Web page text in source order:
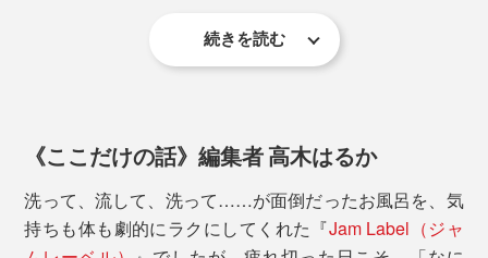
ぁ、気持ちいい……すると、煮詰まっていた一つ、二つ
た！」なんてことも。
「泡パック」した髪は、しっとりまとまって、指どおり
なめらか。髪を乾かした後も、しっとり感が続いて、ヘ
アオイルでケアしたようにまとまります。
本当の心地よさを追求するために、年間1,000人以上の
プロの美容師たちとともに使用感をチェック。
50回以上の試作をくり返して、洗い心地、仕上がりとも
に極めた『MANGETSU（満月）』『SINGETSU（新
続きを読む
《ここだけの話》編集者 高木はるか
洗って、流して、洗って……が面倒だったお風呂を、気
持ちも体も劇的にラクにしてくれた『Jam Label（ジャ